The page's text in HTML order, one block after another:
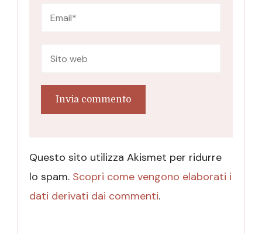
Questo sito utilizza Akismet per ridurre
lo spam. Scopri come vengono elaborati i
dati derivati dai commenti.